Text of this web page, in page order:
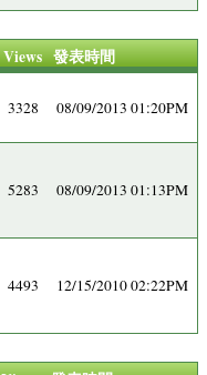
Views 發表時間
3328 08/09/2013 01:20PM
5283 08/09/2013 01:13PM
4493 12/15/2010 02:22PM